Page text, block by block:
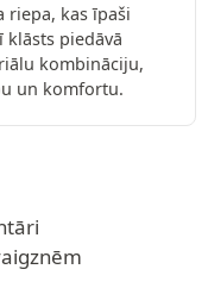
riepa, kas īpaši
klāsts piedāvā
kombināciju,
un komfortu.